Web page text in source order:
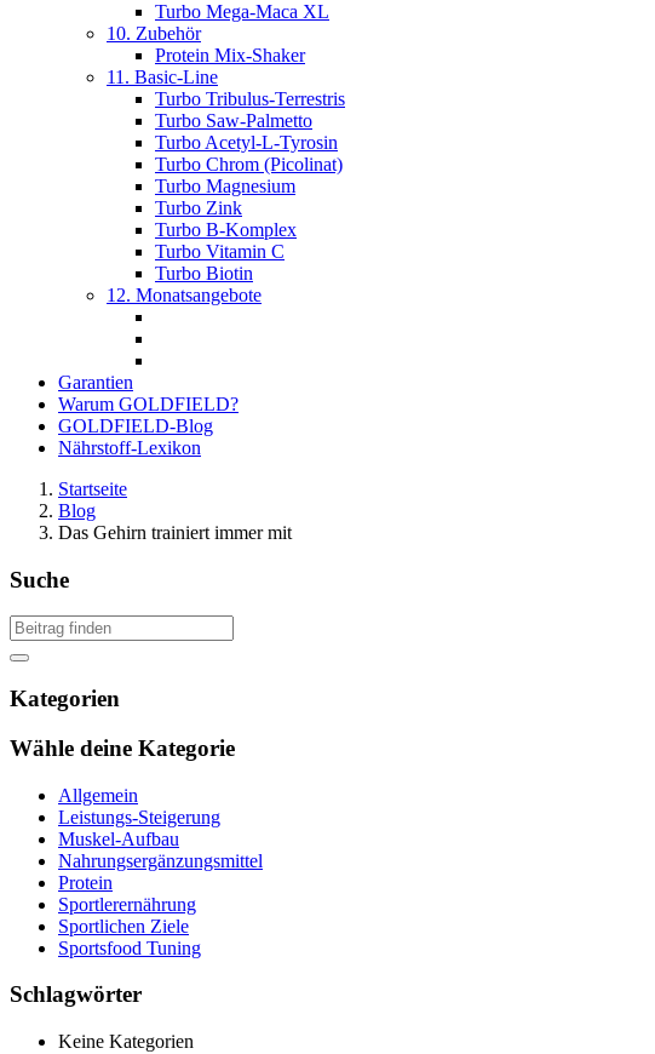
Turbo Mega-Maca XL
10. Zubehör
Protein Mix-Shaker
11. Basic-Line
Turbo Tribulus-Terrestris
Turbo Saw-Palmetto
Turbo Acetyl-L-Tyrosin
Turbo Chrom (Picolinat)
Turbo Magnesium
Turbo Zink
Turbo B-Komplex
Turbo Vitamin C
Turbo Biotin
12. Monatsangebote
Garantien
Warum GOLDFIELD?
GOLDFIELD-Blog
Nährstoff-Lexikon
Startseite
Blog
Das Gehirn trainiert immer mit
Suche
Kategorien
Wähle deine Kategorie
Allgemein
Leistungs-Steigerung
Muskel-Aufbau
Nahrungsergänzungsmittel
Protein
Sportlerernährung
Sportlichen Ziele
Sportsfood Tuning
Schlagwörter
Keine Kategorien